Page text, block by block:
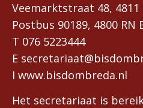
Veemarktstraat 48, 4811
Postbus 90189, 4800 RN
T 076 5223444
E
I www.bisdombreda.nl
Het secretariaat is